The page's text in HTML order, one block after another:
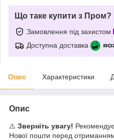
Що таке купити з Пром?
Замовлення під захистом
Доступна доставка
Опис Характеристики
Опис
⚠️ Зверніть увагу!
Нової пошти перед